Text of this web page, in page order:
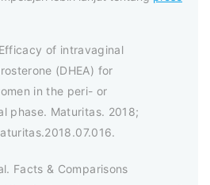
of intravaginal
(DHEA) for
in the peri- or
phase. Maturitas. 2018;
Facts & Comparisons